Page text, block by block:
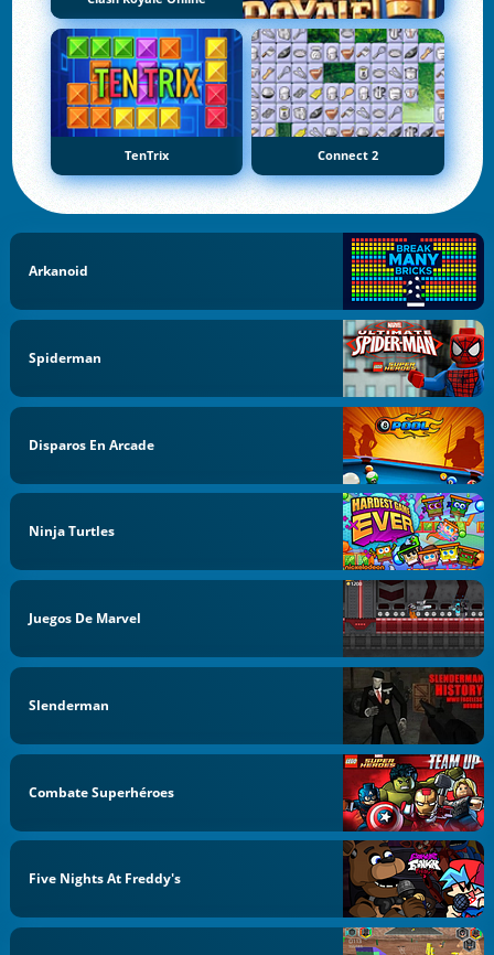
TenTrix Connect 2
Arkanoid
Spiderman
Disparos En Arcade
Ninja Turtles
Juegos De Marvel
Slenderman
Combate Superhéroes
Five Nights At Freddy's